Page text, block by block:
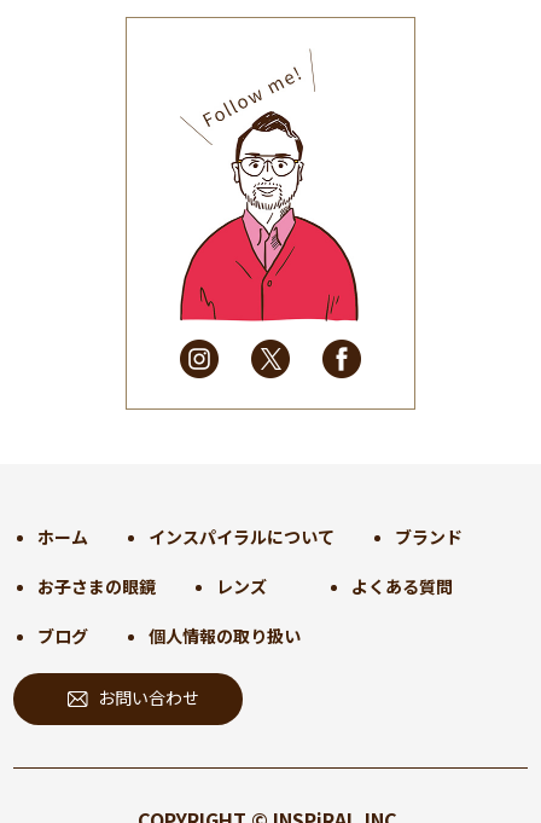
(32)
2025年9月(30)
2025年8月(31)
2025年7月(37)
2025年6月(48)
2025年5月
(41)
2025年4月
(32)
2025年3月(31)
2025年2月
(28)
2025年1月
(34)
2024年9月(30)
2024年7月(31)
2024年6月(30)
2024年5月
2024年4月 (32)
2024年2月(31)
2024年1月(45)
ホーム インスパイラルについて ブランド
お子さまの眼鏡 レンズ よくある質問
ブログ 個人情報の取り扱い
お問い合わせ